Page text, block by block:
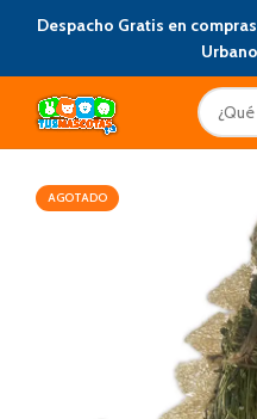
Despacho Gratis en
AGOTADO